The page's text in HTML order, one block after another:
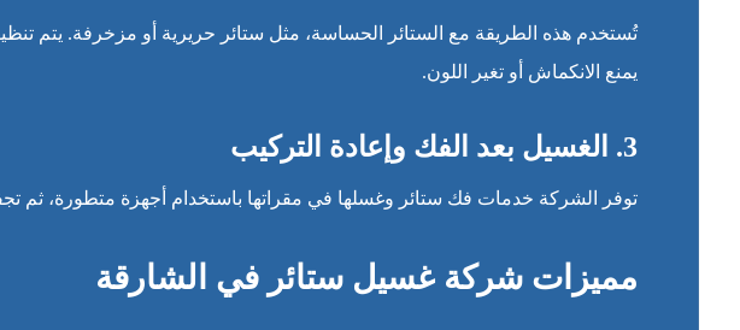
تُستخدم هذه الطريقة مع الستائر الحساسة، مثل ستائر حريرية أو مزخرفة. يتم
يمنع الانكماش أو تغير اللون.
3. الغسيل بعد الفك وإعادة التركيب
توفر الشركة خدمات فك ستائر وغسلها في مقراتها باستخدام أجهزة متطورة، ثم
مميزات شركة غسيل ستائر في الشارقة